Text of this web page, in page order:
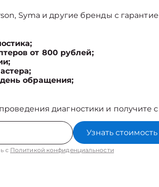
Syma и другие бренды с
от 800 рублей;
обращения;
диагностики и получите
Узнать
с Политикой конфиденциальности